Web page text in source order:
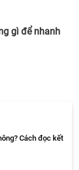
gì để nhanh
Cách đọc kết